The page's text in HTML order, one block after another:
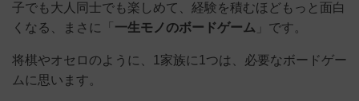
子でも大人同士でも楽しめて、経験を積むほどもっと面白
くなる、まさに「 一生モノのボードゲーム 」です。
将棋やオセロのように、1家族に1つは、必要なボードゲー
ムに思います。